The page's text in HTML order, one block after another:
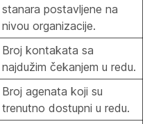
stanara postavljene na
nivou organizacije.
Broj kontakata sa
najdužim čekanjem u redu.
Broj agenata koji su
trenutno dostupni u redu.